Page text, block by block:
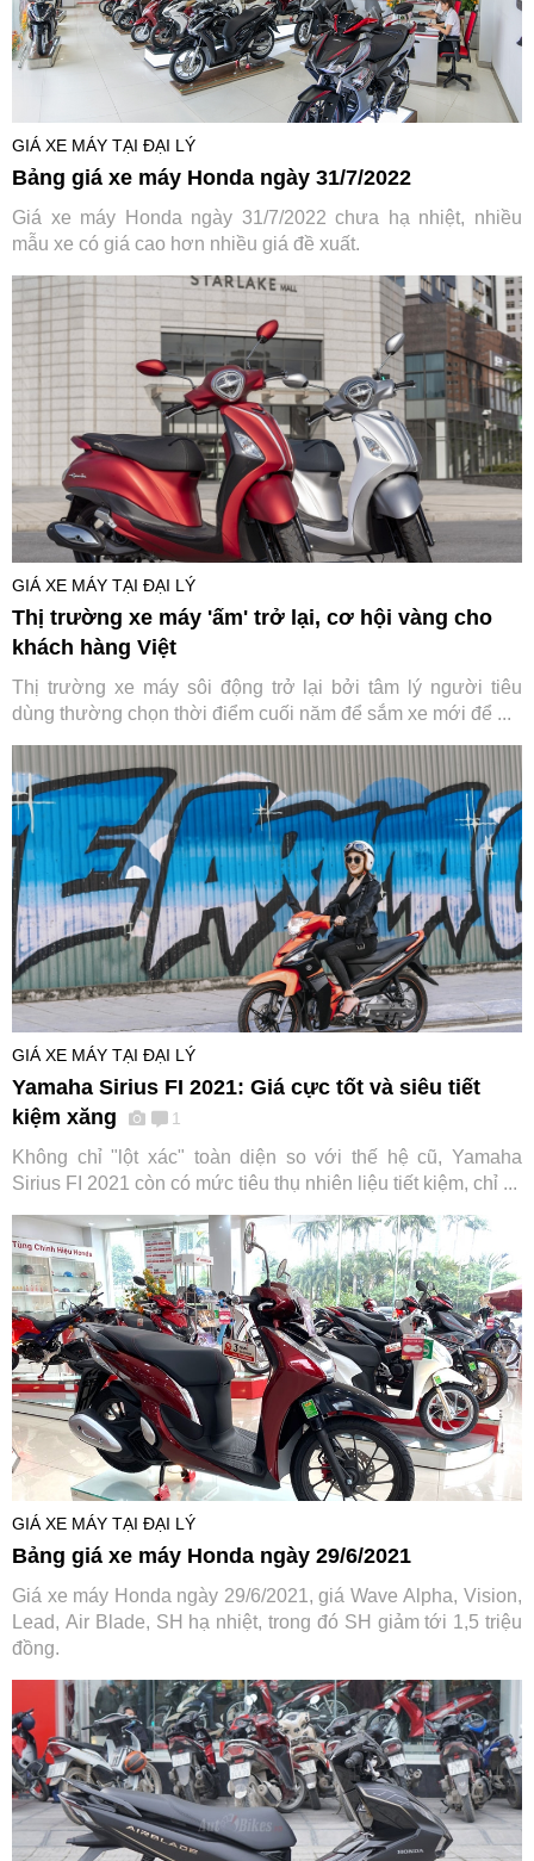
GIÁ XE MÁY TẠI ĐẠI LÝ
Bảng giá xe máy Honda ngày 31/7/2022
Giá xe máy Honda ngày 31/7/2022 chưa hạ nhiệt, nhiều
mẫu xe có giá cao hơn nhiều giá đề xuất.
GIÁ XE MÁY TẠI ĐẠI LÝ
Thị trường xe máy 'ấm' trở lại, cơ hội vàng cho
khách hàng Việt
Thị trường xe máy sôi động trở lại bởi tâm lý người tiêu
dùng thường chọn thời điểm cuối năm để sắm xe mới để ...
GIÁ XE MÁY TẠI ĐẠI LÝ
Yamaha Sirius FI 2021: Giá cực tốt và siêu tiết
kiệm xăng
1
Không chỉ "lột xác" toàn diện so với thế hệ cũ, Yamaha
Sirius FI 2021 còn có mức tiêu thụ nhiên liệu tiết kiệm, chỉ ...
GIÁ XE MÁY TẠI ĐẠI LÝ
Bảng giá xe máy Honda ngày 29/6/2021
Giá xe máy Honda ngày 29/6/2021, giá Wave Alpha, Vision,
Lead, Air Blade, SH hạ nhiệt, trong đó SH giảm tới 1,5 triệu
đồng.